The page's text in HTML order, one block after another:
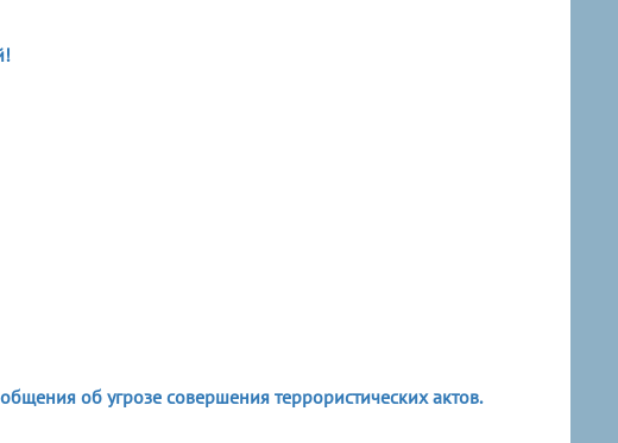
об угрозе совершения террористических актов.